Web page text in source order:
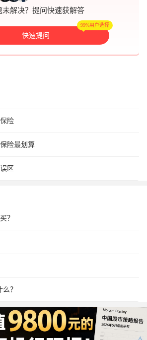
未解决？提问快速获解答
快速提问
99%用户选择
险
险最划算
区
？
？